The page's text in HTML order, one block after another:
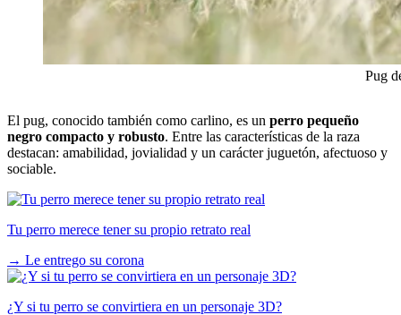
Pug
El pug, conocido también como carlino, es un perro pequeño
negro compacto y robusto. Entre las características de la raza
destacan: amabilidad, jovialidad y un carácter juguetón, afectuoso y
sociable.
Tu perro merece tener su propio retrato real
→ Le entrego su corona
¿Y si tu perro se convirtiera en un personaje 3D?